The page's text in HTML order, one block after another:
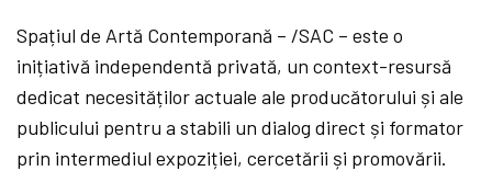
Spațiul de Artă Contemporană – /SAC – este o
inițiativă independentă privată, un context-resursă
dedicat necesităților actuale ale producătorului și ale
publicului pentru a stabili un dialog direct și formator
prin intermediul expoziției, cercetării și promovării.